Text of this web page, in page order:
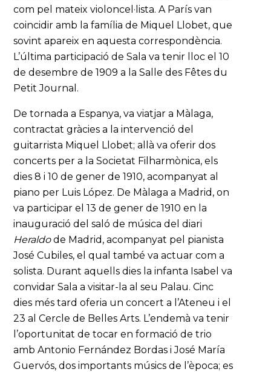
com pel mateix violoncel·lista. A París van
coincidir amb la família de Miquel Llobet, que
sovint apareix en aquesta correspondència.
L’última participació de Sala va tenir lloc el 10
de desembre de 1909 a la Salle des Fêtes du
Petit Journal.
De tornada a Espanya, va viatjar a Màlaga,
contractat gràcies a la intervenció del
guitarrista Miquel Llobet; allà va oferir dos
concerts per a la Societat Filharmònica, els
dies 8 i 10 de gener de 1910, acompanyat al
piano per Luis López. De Màlaga a Madrid, on
va participar el 13 de gener de 1910 en la
inauguració del saló de música del diari
Heraldode Madrid, acompanyat pel pianista
José Cubiles, el qual també va actuar com a
solista. Durant aquells dies la infanta Isabel va
convidar Sala a visitar-la al seu Palau. Cinc
dies més tard oferia un concert a l’Ateneu i el
23 al Cercle de Belles Arts. L’endemà va tenir
l’oportunitat de tocar en formació de trio
amb Antonio Fernández Bordas i José María
Guervós, dos importants músics de l’època; es